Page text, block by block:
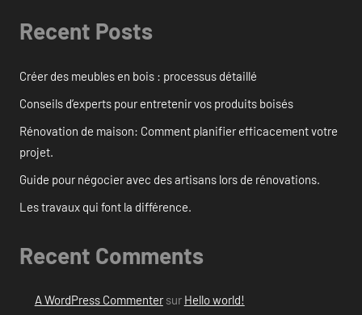
Recent Posts
Créer des meubles en bois : processus détaillé
Conseils d’experts pour entretenir vos produits boisés
Rénovation de maison: Comment planifier efficacement votre
projet.
Guide pour négocier avec des artisans lors de rénovations.
Les travaux qui font la différence.
Recent Comments
A WordPress Commentersur Hello world!